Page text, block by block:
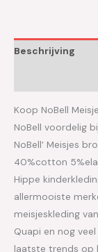
Beschrijving
Koop NoBell
NoBell voordelig
NoBell’ Meisjes
40%cotton
Hippe
allermooiste
meisjeskleding
Quapi en nog
laatste trends op